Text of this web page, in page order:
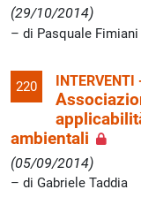
(29/10/2014)
di Pasquale Fimiani
220 INTERVENTI
ambientali
(05/09/2014)
di Gabriele Taddia